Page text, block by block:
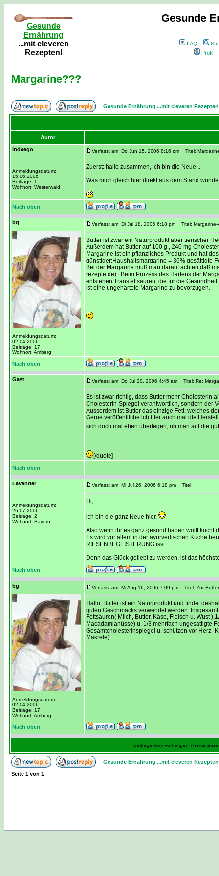
Gesunde
Ernährung
...mit cleveren
Rezepten!
Gesunde
FAQ
Profil
Margarine???
Gesunde Ernährung ...mit cleveren
Autor
indeego
Anmeldungsdatum:
15.06.2006
Beiträge: 1
Wohnort: Westerwald
Verfasst am: Do Jun 15, 2006 8:16 pm Titel:
Zuerst: hallo zusammen, ich bin die Neue...
Was mich gleich hier direkt aus dem Stand
Nach oben
bg
Anmeldungsdatum:
02.04.2006
Beiträge: 17
Wohnort: Amberg
Verfasst am: Di Jul 18, 2006 6:18 pm Titel: Margarine-
Butter ist zwar ein Naturprodukt aber tierischer
Außerdem hat Butter auf 100 g , 240 mg
Margarine ist ein pflanzliches Produkt und hat
günstiger:Haushaltsmargarine = 36% gesättigte
Bei der Margarine muß man darauf achten,daß
rezepte.de) . Beim Prozess des Härtens der
entstehen Transfettsäuren, die für die
ist eine ungehärtete Margarine zu bevorzugen.
Nach oben
Gast Verfasst am: Do Jul 20, 2006 4:45 am Titel: Re:
Es ist zwar richtig, dass Butter mehr Cholesterin
Cholesterin-Spiegel verantwortlich, sondern der
Ausserdem ist Butter das einzige Fett, welches
Gerne veröffentliche ich hier auch mal die
sich doch mal eben überlegen, ob man auf die
[/quote]
Nach oben
Lavender
Anmeldungsdatum:
26.07.2006
Beiträge: 2
Wohnort: Bayern
Verfasst am: Mi Jul 26, 2006 6:18 pm Titel:
Hi,
ich bin die ganz Neue hier.
Also wenn ihr es ganz gesund haben wollt kocht
Es wird vor allem in der ayurvedischen Küche
RIESENBEGEISTERUNG isst.
Denn das Glück geliebt zu werden, ist das
Nach oben
bg
Anmeldungsdatum:
02.04.2006
Beiträge: 17
Wohnort: Amberg
Verfasst am: Mi Aug 16, 2006 7:09 pm Titel: Zur
Hallo, Butter ist ein Naturprodukt und findet
guten Geschmacks verwendet werden.
Fettsäuren( Milch, Butter, Käse, Fleisch u. Wust
Macadamianüsse) u. 1/3 mehrfach ungesättigte
Gesamtcholesterinspiegel u. schützen vor Herz-
Makrele).
Nach oben
Beiträge vom vorherigen Thema
Gesunde Ernährung ...mit cleveren
Seite 1 von 1